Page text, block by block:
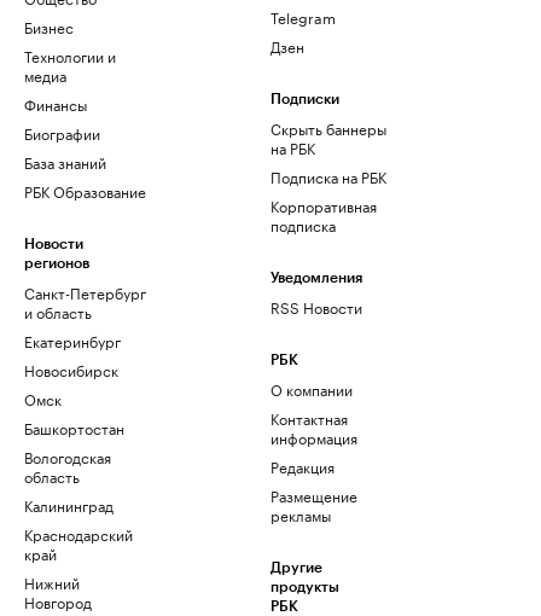
Бизнес
Технологии и
медиа
Финансы
Биографии
База знаний
РБК Образование
Новости
регионов
Санкт-Петербург
и область
Екатеринбург
Новосибирск
Омск
Башкортостан
Вологодская
область
Калининград
Краснодарский
край
Нижний
Новгород
Telegram
Дзен
Подписки
Скрыть баннеры
на РБК
Подписка на РБК
Корпоративная
подписка
Уведомления
RSS Новости
РБК
О компании
Контактная
информация
Редакция
Размещение
рекламы
Другие
продукты
РБК